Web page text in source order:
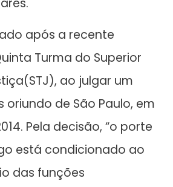
após a recente
Turma do Superior
ao julgar um
oriundo de São Paulo, em
Pela decisão, “o porte
está condicionado ao
das funções